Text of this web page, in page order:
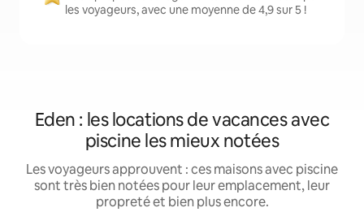
les voyageurs, avec une moyenne de 4,9 sur 5 !
Eden : les locations de vacances avec
piscine les mieux notées
Les voyageurs approuvent : ces maisons avec piscine
sont très bien notées pour leur emplacement, leur
propreté et bien plus encore.